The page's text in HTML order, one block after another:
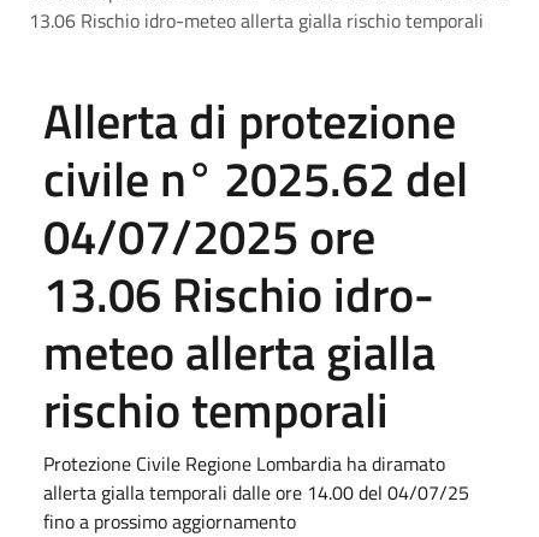
13.06 Rischio idro-meteo allerta gialla rischio temporali
Allerta di protezione
civile n° 2025.62 del
04/07/2025 ore
13.06 Rischio idro-
meteo allerta gialla
rischio temporali
Protezione Civile Regione Lombardia ha diramato
allerta gialla temporali dalle ore 14.00 del 04/07/25
fino a prossimo aggiornamento